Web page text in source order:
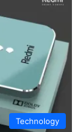
Technology